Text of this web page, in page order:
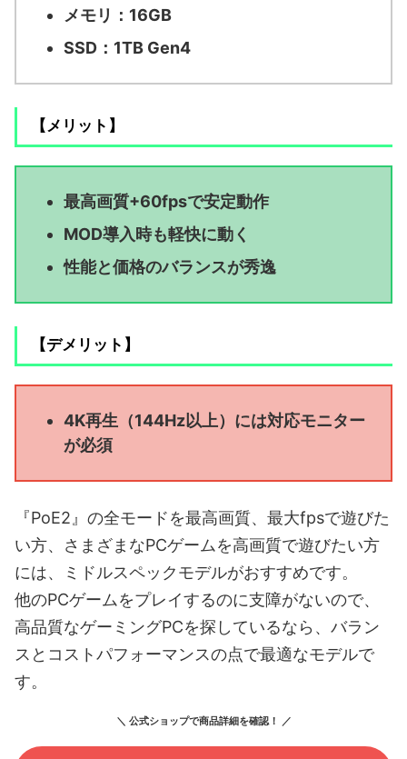
メモリ：16GB
SSD：1TB Gen4
【メリット】
最高画質+60fpsで安定動作
MOD導入時も軽快に動く
性能と価格のバランスが秀逸
【デメリット】
4K再生（144Hz以上）には対応モニター
が必須
『PoE2』の全モードを最高画質、最大fpsで遊びた
い方、さまざまなPCゲームを高画質で遊びたい方
には、ミドルスペックモデルがおすすめです。
他のPCゲームをプレイするのに支障がないので、
高品質なゲーミングPCを探しているなら、バラン
スとコストパフォーマンスの点で最適なモデルで
す。
＼ 公式ショップで商品詳細を確認！ ／